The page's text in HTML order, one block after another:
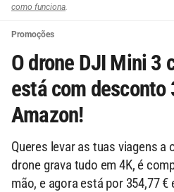
como funciona.
Promoções
O drone DJI Mini 3
está com desconto
Amazon!
Queres levar as tuas viagens a
drone grava tudo em 4K, é
mão, e agora está por 354,77 €